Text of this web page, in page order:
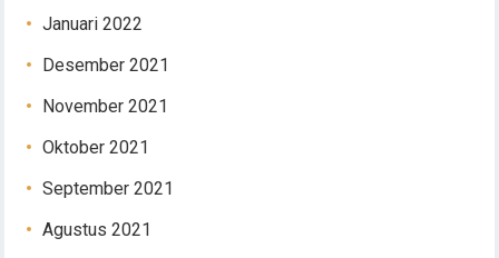
Januari 2022
Desember 2021
November 2021
Oktober 2021
September 2021
Agustus 2021